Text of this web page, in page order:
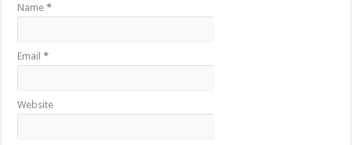
Name*
Email*
Website